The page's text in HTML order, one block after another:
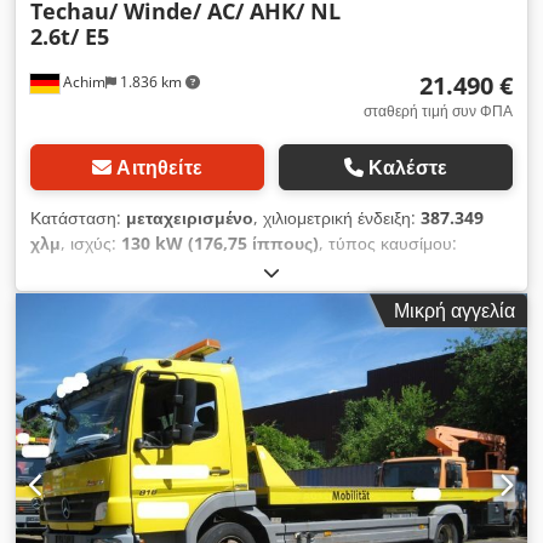
Achim 1.836 km
Techau/ Winde/ AC/ AHK/ NL
2.6t/ E5
21.490 €
σταθερή τιμή συν ΦΠΑ
Αιτηθείτε Καλέστε
Κατάσταση: μεταχειρισμένο, χιλιομετρική ένδειξη: 387.349
χλμ, ισχύς: 130 kW (176,75 ίππους), τύπος καυσίμου:
μηχανικός
κιλ, πρώτη ταξινόμηση:08/2008, επόμενος τεχνικός έλεγχος
, κατηγορία εκπομπών: Euro 5, χρώμα:
, αριθμός θέσεων:2
Εξοπλισμός:ABS, κλιματισμός, φίλτρο αιθάλης,
Εξοπλισμός: * Αμάξωμα/Επένδυση: Αυτοκινητοφορέας, *
Τύπος καμπίνας οδηγού: S (κοντή με προέκταση πίσω τοίχου),
* Κλιματισμός, * Ράβδος ρυμούλκησης με σφαιρική κεφαλή, *
Κάθισμα οδηγού - αναρτώμενο κάθισμα άνεσης, * Οροφή από
ατσάλι, * Ράφι στην τούνελ κινητήρα, * Παράθυρο πίσω
τοίχου, * Θερμομονωτικά τζάμια, Chsdpfx Aszhdfqsl Toa *
Μικρή αγγελία